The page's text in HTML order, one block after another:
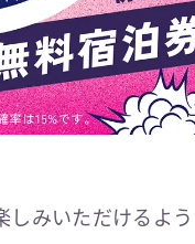
みいただけるよ